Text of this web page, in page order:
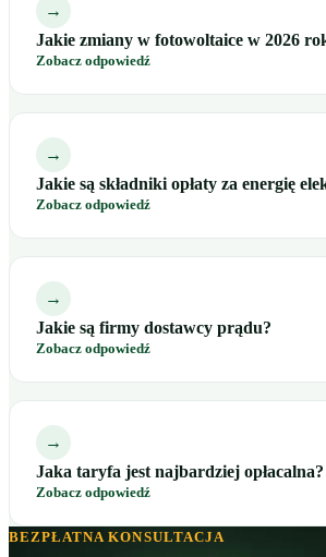
→
Jakie zmiany w fotowoltaice w 2026
Zobacz odpowiedź
→
Jakie są składniki opłaty za energię
Zobacz odpowiedź
→
Jakie są firmy dostawcy prądu?
Zobacz odpowiedź
→
Jaka taryfa jest najbardziej opłacalna?
Zobacz odpowiedź
BEZPŁATNA KONSULTACJA